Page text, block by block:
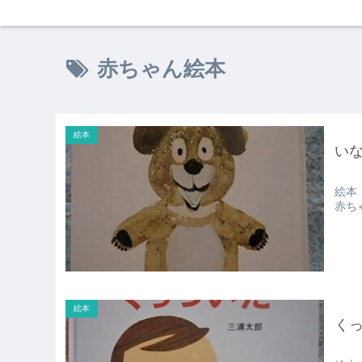
赤ちゃん絵本
絵本
い
絵
赤ち
絵本
く